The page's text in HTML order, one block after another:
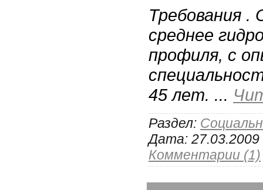
Требования .
среднее
профиля, с
45 лет. ...
Раздел:
Дата: 27.03.2009
Комментарии (1)